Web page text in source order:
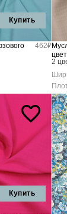
Купить
462₽
2
Купить